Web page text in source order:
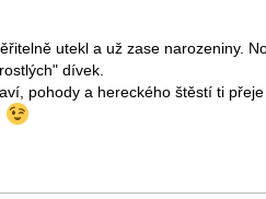
utekl a už zase narozeniny.
dívek.
pohody a hereckého štěstí ti